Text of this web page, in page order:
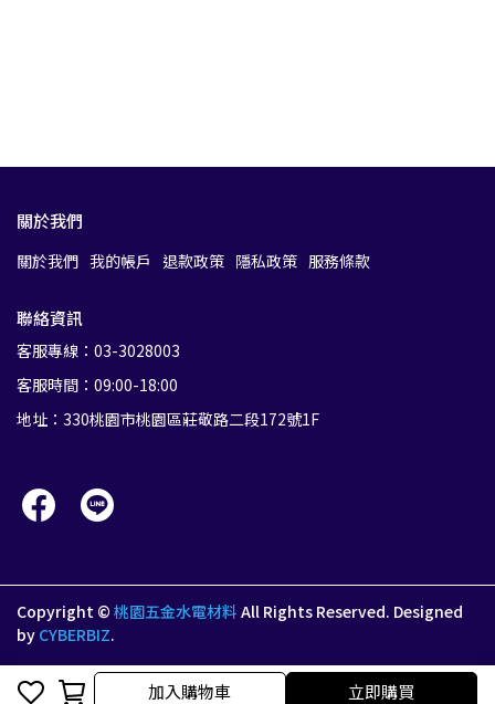
加入購物車
加入購物車 立即購買
關於我們
關於我們 我的帳戶 退款政策 隱私政策 服務條款
聯絡資訊
客服專線：03-3028003
客服時間：09:00-18:00
地址：330桃園市桃園區莊敬路二段172號1F
Copyright © 桃園五金水電材料 All Rights Reserved. Designed
by CYBERBIZ.